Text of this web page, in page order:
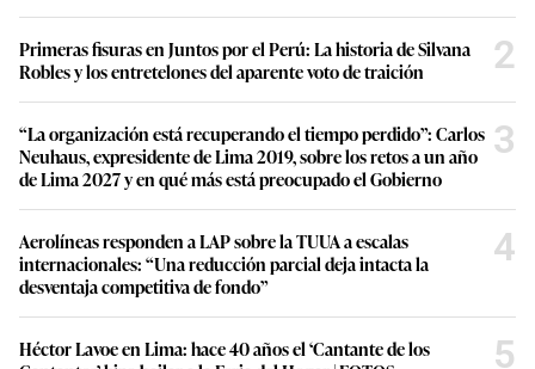
Primeras fisuras en Juntos por el Perú: La historia de Silvana
Robles y los entretelones del aparente voto de traición
2
“La organización está recuperando el tiempo perdido”: Carlos
Neuhaus, expresidente de Lima 2019, sobre los retos a un año
de Lima 2027 y en qué más está preocupado el Gobierno
3
Aerolíneas responden a LAP sobre la TUUA a escalas
internacionales: “Una reducción parcial deja intacta la
desventaja competitiva de fondo”
4
Héctor Lavoe en Lima: hace 40 años el ‘Cantante de los
5